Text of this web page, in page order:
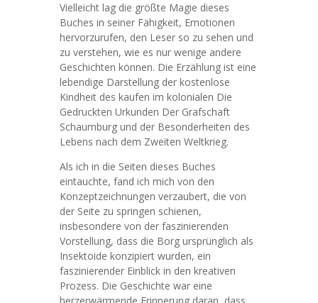
Vielleicht lag die größte Magie dieses
Buches in seiner Fähigkeit, Emotionen
hervorzurufen, den Leser so zu sehen und
zu verstehen, wie es nur wenige andere
Geschichten können. Die Erzählung ist eine
lebendige Darstellung der kostenlose
Kindheit des kaufen im kolonialen Die
Gedruckten Urkunden Der Grafschaft
Schaumburg und der Besonderheiten des
Lebens nach dem Zweiten Weltkrieg.
Als ich in die Seiten dieses Buches
eintauchte, fand ich mich von den
Konzeptzeichnungen verzaubert, die von
der Seite zu springen schienen,
insbesondere von der faszinierenden
Vorstellung, dass die Borg ursprünglich als
Insektoide konzipiert wurden, ein
faszinierender Einblick in den kreativen
Prozess. Die Geschichte war eine